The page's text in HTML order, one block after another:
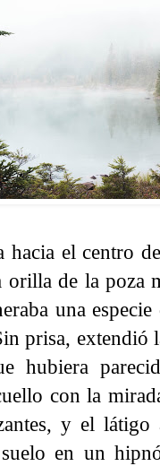
hacia el centro
orilla de la poza
una
prisa, extendió
hubiera
con la
y el
en un